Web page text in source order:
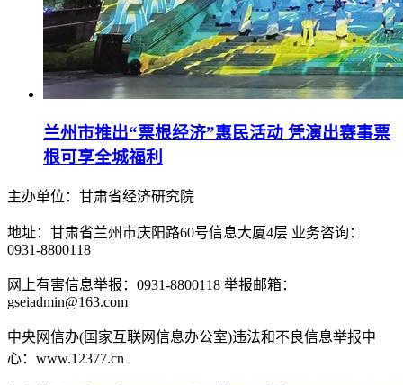
兰州市推出“票根经济”惠民活动 凭演出赛事票
根可享全城福利
主办单位：甘肃省经济研究院
地址：甘肃省兰州市庆阳路60号信息大厦4层 业务咨询：
0931-8800118
网上有害信息举报：0931-8800118 举报邮箱：
gseiadmin@163.com
中央网信办(国家互联网信息办公室)违法和不良信息举报中
心：www.12377.cn